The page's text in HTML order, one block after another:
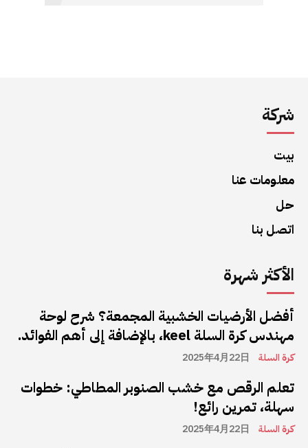
شركة
بيت
معلومات عنا
حل
اتصل بنا
الأكثر شهرة
أفضل الأرضيات الخشبية المجمعة؟ شرح لوحة
مهندس كرة السلة keel، بالإضافة إلى أهم الفوائد.
كرة السلة 2025年4月22日
تعلم الرقص مع خشب الصنوبر المطاطي: خطوات
سهلة، تمرين رائع!
كرة السلة 2025年4月22日